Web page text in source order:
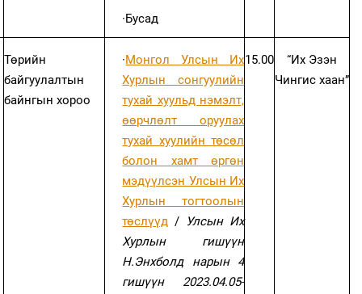
·Бусад
Төрийн
байгуулалтын
байнгын хороо
·Монгол Улсын Их
Хурлын сонгуулийн
тухай хуульд нэмэлт,
өөрчлөлт оруулах
тухай хуулийн төсөл
болон хамт өргөн
мэдүүлсэн Улсын Их
Хурлын тогтоолын
төслүүд / Улсын Их
Хурлын гишүүн
Н.Энхболд нарын 4
гишүүн 2023.04.05-
15.00
“Их Эзэн
Чингис хаан”